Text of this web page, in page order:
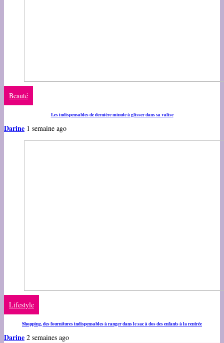
Beauté
Les indispensables de dernière minute à glisser dans sa valise
Darine 1 semaine ago
Lifestyle
Shopping, des fournitures indispensables à ranger dans le sac à dos des enfants à la rentrée
Darine 2 semaines ago